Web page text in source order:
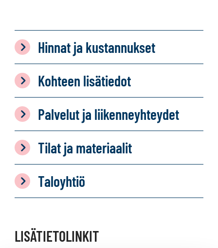
Hinnat ja kustannukset
Kohteen lisätiedot
Palvelut ja liikenneyhteydet
Tilat ja materiaalit
Taloyhtiö
LISÄTIETOLINKIT